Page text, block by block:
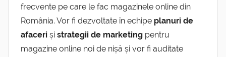
frecvente pe care le fac magazinele online din
România. Vor fi dezvoltate în echipe planuri de
afaceri și strategii de marketing pentru
magazine online noi de nișă și vor fi auditate